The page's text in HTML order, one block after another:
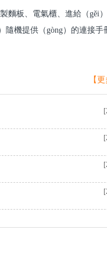
麵板、電氣櫃、進給（gěi
隨機提供（gòng）的連接手
【